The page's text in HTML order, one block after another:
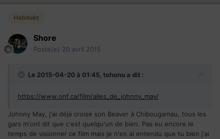
Habitués
Shore
Posté(e) 20 avril 2015
Le 2015-04-20 à 01:45, tohonu a dit :
https://www.onf.ca/film/ailes_de_johnny_may/
Johnny May, j'ai déjà croisé son Beaver à Chibougamau, tous les
gars m'ont dit que c'est quelqu'un de bien. Pas eu encore le
temps de visionner ce film mais je n'en ai entendu que tu bien j'ai